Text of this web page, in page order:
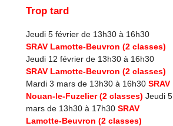
Trop tard
Jeudi 5 février de 13h30 à 16h30
SRAV Lamotte-Beuvron (2 classes)
Jeudi 12 février de 13h30 à 16h30
SRAV Lamotte-Beuvron (2 classes)
Mardi 3 mars de 13h30 à 16h30SRAV
Nouan-le-Fuzelier (2 classes) Jeudi 5
mars de 13h30 à 17h30SRAV
Lamotte-Beuvron (2 classes)